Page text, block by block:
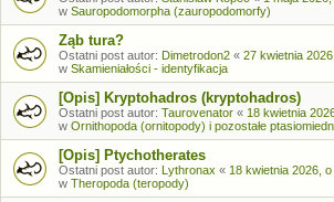
w Sauropodomorpha (zauropodomorfy)
Ząb tura?
Ostatni post autor: Dimetrodon2 « 27 kwietnia
w Skamieniałości - identyfikacja
[Opis] Kryptohadros (kryptohadros)
Ostatni post autor: Taurovenator « 18 kwietnia
w Ornithopoda (ornitopody) i pozostałe
[Opis] Ptychotherates
Ostatni post autor: Lythronax « 18 kwietnia 2026,
w Theropoda (teropody)